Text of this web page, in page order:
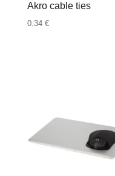
Akro cable ties
0.34 €